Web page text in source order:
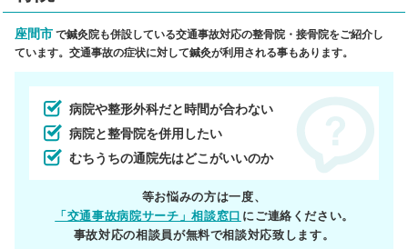
座間市 で鍼灸院も併設している交通事故対応の整骨院・接骨院をご紹介し
ています。交通事故の症状に対して鍼灸が利用される事もあります。
病院や整形外科だと時間が合わない
病院と整骨院を併用したい
むちうちの通院先はどこがいいのか
等お悩みの方は一度、
「交通事故病院サーチ」相談窓口 にご連絡ください。
事故対応の相談員が無料で相談対応致します。